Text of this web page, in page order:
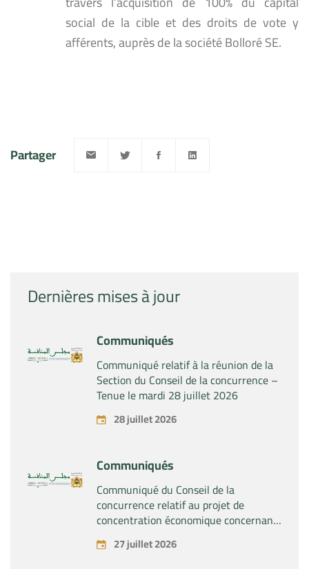
Dernières mises à jour
Communiqués
Communiqué relatif à la réunion de la
Section du Conseil de la concurrence –
Tenue le mardi 28 juillet 2026
28 juillet 2026
Communiqués
Communiqué du Conseil de la
concurrence relatif au projet de
concentration économique concernant
la prise du contrôle exclusif par la
société « Substipharm SAS » des actifs
27 juillet 2026
social de la cible et des droits de vote y
afférents, auprès de la société Bolloré SE.
Partager